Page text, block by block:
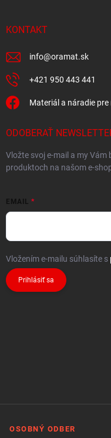
KONTAKT
info@oramat.sk
+421 950 443 441
Materiál a náradie pre
ODOBERAŤ
Vložte svoj e-mail a my
produktoch na našom e-
EMAIL
Vložením e-mailu súhlasíte s
Prihlásiť sa
OSOBNÝ ODBER